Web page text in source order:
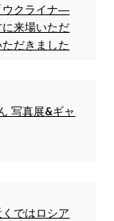
ウクライナ―
来場いただ
だきました
写真展&ギャ
ではロシア